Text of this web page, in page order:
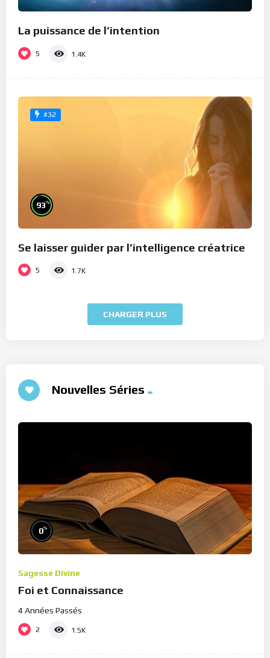
La puissance de l’intention
5 1.4K
#32
93%
Se laisser guider par l’intelligence créatrice
5 1.7K
CHARGER PLUS
Nouvelles Séries
0%
Sagesse Divine
Foi et Connaissance
4 Années Passés
2 1.5K